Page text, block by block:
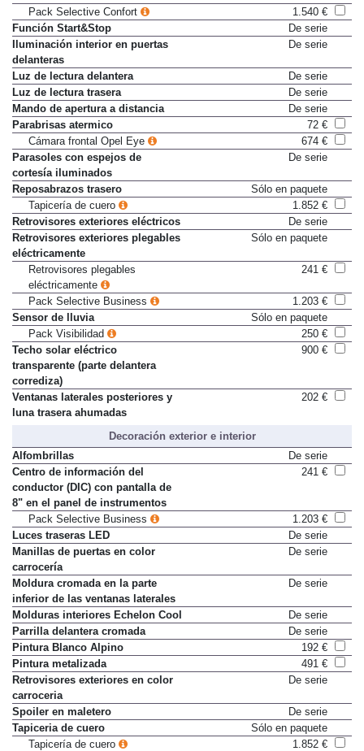
Pack Selective Confort
1.540 €
Función Start&Stop
De serie
Iluminación interior en puertas
delanteras
De serie
Luz de lectura delantera
De serie
Luz de lectura trasera
De serie
Mando de apertura a distancia
De serie
Parabrisas atermico
72 €
Cámara frontal Opel Eye
674 €
Parasoles con espejos de
cortesía iluminados
De serie
Reposabrazos trasero
Sólo en paquete
Tapicería de cuero
1.852 €
Retrovisores exteriores eléctricos
De serie
Retrovisores exteriores plegables
eléctricamente
Sólo en paquete
Retrovisores plegables
eléctricamente
241 €
Pack Selective Business
1.203 €
Sensor de lluvia
Sólo en paquete
Pack Visibilidad
250 €
Techo solar eléctrico
transparente (parte delantera
corrediza)
900 €
Ventanas laterales posteriores y
luna trasera ahumadas
202 €
Decoración exterior e interior
Alfombrillas
De serie
Centro de información del
conductor (DIC) con pantalla de
8" en el panel de instrumentos
241 €
Pack Selective Business
1.203 €
Luces traseras LED
De serie
Manillas de puertas en color
carrocería
De serie
Moldura cromada en la parte
inferior de las ventanas laterales
De serie
Molduras interiores Echelon Cool
De serie
Parrilla delantera cromada
De serie
Pintura Blanco Alpino
192 €
Pintura metalizada
491 €
Retrovisores exteriores en color
carroceria
De serie
Spoiler en maletero
De serie
Tapiceria de cuero
Sólo en paquete
Tapicería de cuero
1.852 €